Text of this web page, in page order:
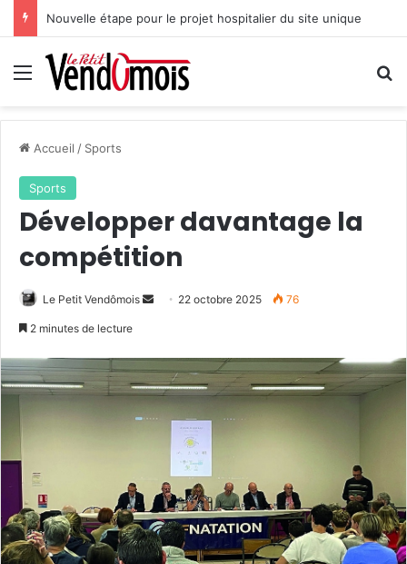
Nouvelle étape pour le projet hospitalier du site unique
Menu
Accueil / Sports
Sports
Développer davantage la
compétition
Le Petit Vendômois
o
y
c
o
u
22 octobre 2025 76
2 minutes de lecture